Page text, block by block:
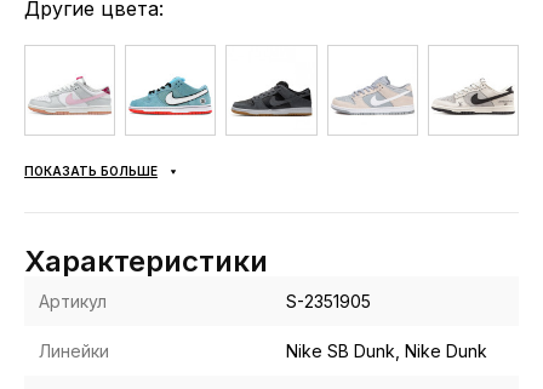
Другие цвета:
ПОКАЗАТЬ БОЛЬШЕ
Характеристики
Артикул S-2351905
Линейки Nike SB Dunk, Nike Dunk